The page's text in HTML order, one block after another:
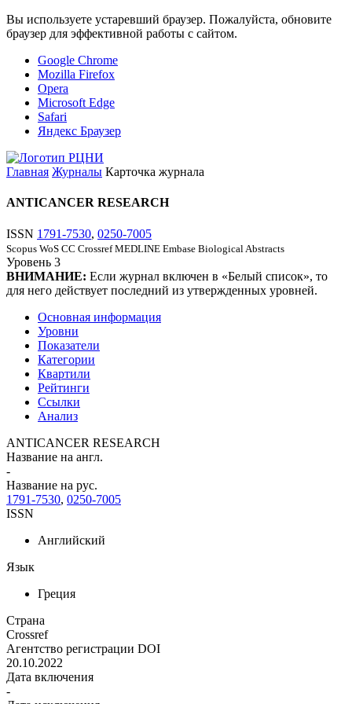
Вы используете устаревший браузер. Пожалуйста, обновите
браузер для эффективной работы с сайтом.
Google Chrome
Mozilla Firefox
Opera
Microsoft Edge
Safari
Яндекс Браузер
Главная Журналы Карточка журнала
ANTICANCER RESEARCH
ISSN 1791-7530, 0250-7005
Scopus WoS CC Crossref MEDLINE Embase Biological Abstracts
Уровень 3
ВНИМАНИЕ: Если журнал включен в «Белый список», то
для него действует последний из утвержденных уровней.
Основная информация
Уровни
Показатели
Категории
Квартили
Рейтинги
Ссылки
Анализ
ANTICANCER RESEARCH
Название на англ.
-
Название на рус.
1791-7530, 0250-7005
ISSN
Английский
Язык
Греция
Страна
Crossref
Агентство регистрации DOI
20.10.2022
Дата включения
-